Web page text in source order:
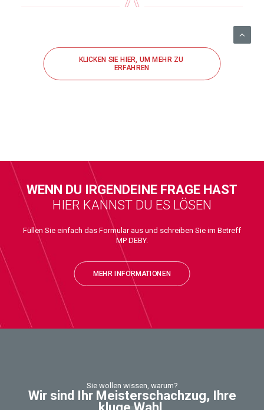
KLICKEN SIE HIER, UM MEHR ZU
ERFAHREN
WENN DU IRGENDEINE FRAGE HAST
HIER KANNST DU ES LÖSEN
Füllen Sie einfach das Formular aus und schreiben Sie im Betreff
MP DEBY.
MEHR INFORMATIONEN
Sie wollen wissen, warum?
Wir sind Ihr Meisterschachzug, Ihre